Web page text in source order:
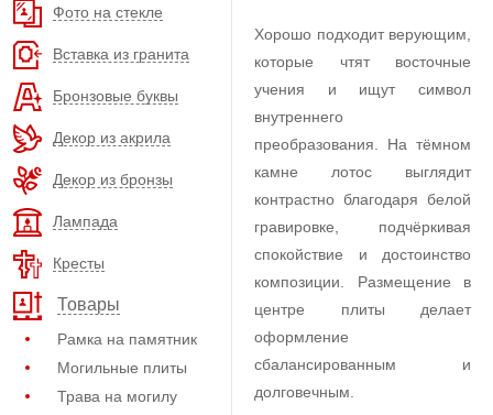
Фото на стекле
Вставка из гранита
Бронзовые буквы
Декор из акрила
Декор из бронзы
Лампада
Кресты
Товары
Рамка на памятник
Могильные плиты
Трава на могилу
Хорошо подходит верующим,
которые чтят восточные
учения и ищут символ
внутреннего
преобразования. На тёмном
камне лотос выглядит
контрастно благодаря белой
гравировке, подчёркивая
спокойствие и достоинство
композиции. Размещение в
центре плиты делает
оформление
сбалансированным и
долговечным.